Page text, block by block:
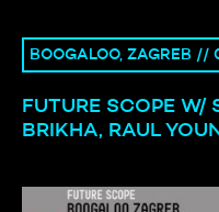
BOOGALOO, ZAGREB //
FUTURE SCOPE W/
BRIKHA, RAUL